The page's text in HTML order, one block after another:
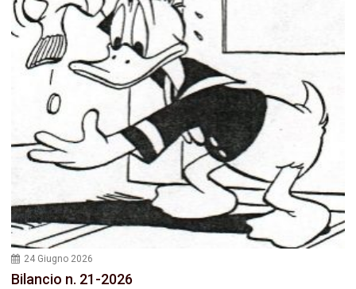
24 Giugno 2026
Bilancio n. 21-2026